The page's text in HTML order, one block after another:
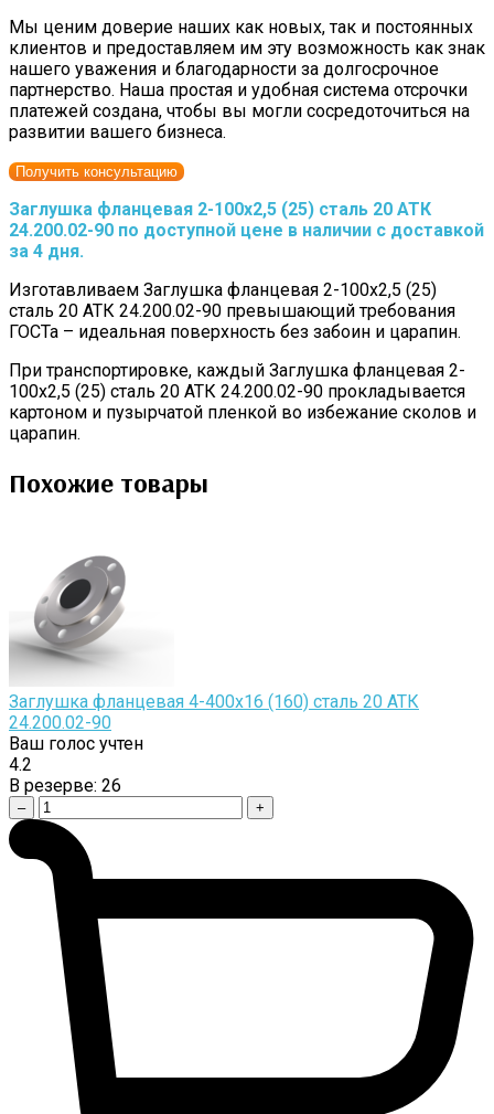
Мы ценим доверие наших как новых, так и постоянных
клиентов и предоставляем им эту возможность как знак
нашего уважения и благодарности за долгосрочное
партнерство. Наша простая и удобная система отсрочки
платежей создана, чтобы вы могли сосредоточиться на
развитии вашего бизнеса.
Получить консультацию
Заглушка фланцевая 2-100х2,5 (25) сталь 20 АТК
24.200.02-90 по доступной цене в наличии с доставкой
за 4 дня.
Изготавливаем Заглушка фланцевая 2-100х2,5 (25)
сталь 20 АТК 24.200.02-90 превышающий требования
ГОСТа – идеальная поверхность без забоин и царапин.
При транспортировке, каждый Заглушка фланцевая 2-
100х2,5 (25) сталь 20 АТК 24.200.02-90 прокладывается
картоном и пузырчатой пленкой во избежание сколов и
царапин.
Похожие товары
Заглушка фланцевая 4-400х16 (160) сталь 20 АТК
24.200.02-90
Ваш голос учтен
4.2
В резерве: 26
– +